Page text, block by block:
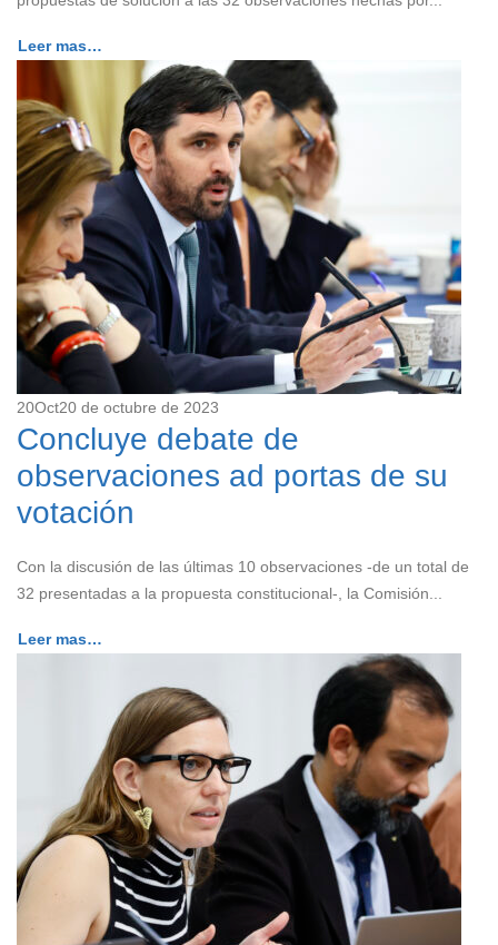
Leer mas…
20Oct20 de octubre de 2023
Concluye debate de
observaciones ad portas de su
votación
Con la discusión de las últimas 10 observaciones -de un total de
32 presentadas a la propuesta constitucional-, la Comisión...
Leer mas…